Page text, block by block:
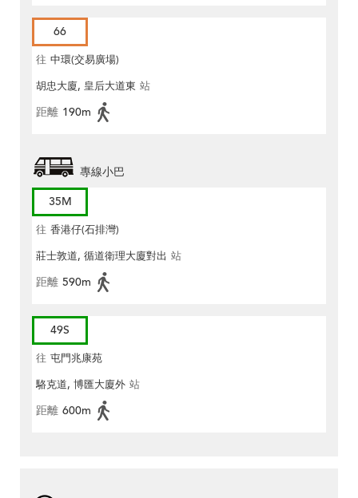
66
往 中環(交易廣場)
胡忠大廈, 皇后大道東 站
距離 190m
專線小巴
35M
往 香港仔(石排灣)
莊士敦道, 循道衛理大廈對出 站
距離 590m
49S
往 屯門兆康苑
駱克道, 博匯大廈外 站
距離 600m